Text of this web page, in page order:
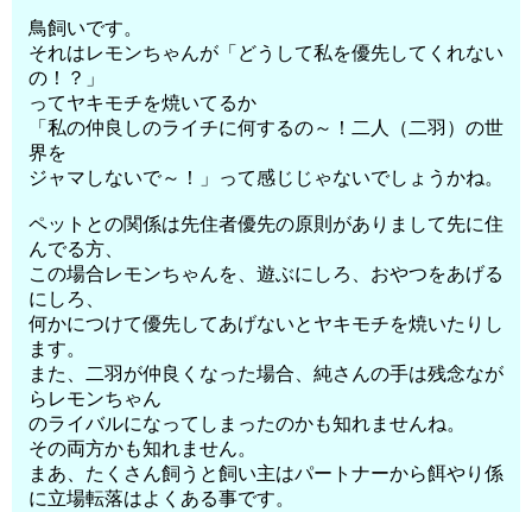
鳥飼いです。
それはレモンちゃんが「どうして私を優先してくれない
の！？」
ってヤキモチを焼いてるか
「私の仲良しのライチに何するの～！二人（二羽）の世
界を
ジャマしないで～！」って感じじゃないでしょうかね。
ペットとの関係は先住者優先の原則がありまして先に住
んでる方、
この場合レモンちゃんを、遊ぶにしろ、おやつをあげる
にしろ、
何かにつけて優先してあげないとヤキモチを焼いたりし
ます。
また、二羽が仲良くなった場合、純さんの手は残念なが
らレモンちゃん
のライバルになってしまったのかも知れませんね。
その両方かも知れません。
まあ、たくさん飼うと飼い主はパートナーから餌やり係
に立場転落はよくある事です。